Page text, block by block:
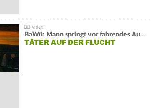
BaWü: Mann springt vor fahrendes Auto und schießt
TÄTER AUF DER FLUCHT